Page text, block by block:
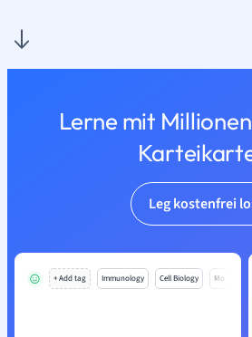
Lerne mit
Leg kostenfrei
+ Add tag Immunology Cell Biology Mo